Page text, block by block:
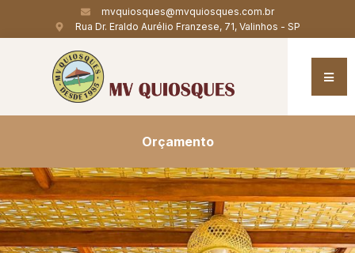
mvquiosques@mvquiosques.com.br
Rua Dr. Eraldo Aurélio Franzese, 71, Valinhos - SP
Orçamento